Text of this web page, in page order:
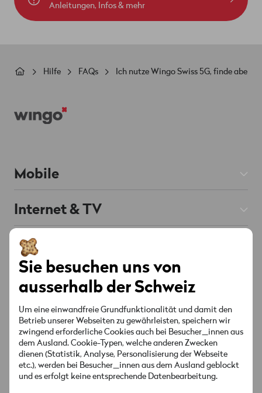
Anleitungen, Infos & mehr
Pfadnavigation
Hilfe FAQs Ich nutze Wingo Swiss 5G, finde aber
Mobile
Mobile Abos
Prepaid
Roaming & Ausland
Internet & TV
Internet Abos
TV Abos
Festnetz
Senderliste
Angebote & Aktionen
Hilfe
Mobile & Roaming
Konto & Einstellungen
Sicherheit & Rechnung
Anleitungen & Downloads
Über Wingo
Kontakt
Standorte
MyWingo
Socials
Sie besuchen uns von
ausserhalb der Schweiz
Um eine einwandfreie Grundfunktionalität und damit den
Betrieb unserer Webseiten zu gewährleisten, speichern wir
zwingend erforderliche Cookies auch bei Besucher_innen aus
dem Ausland. Cookie-Typen, welche anderen Zwecken
dienen (Statistik, Analyse, Personalisierung der Webseite
etc.), werden bei Besucher_innen aus dem Ausland geblockt
und es erfolgt keine entsprechende Datenbearbeitung.
Chat